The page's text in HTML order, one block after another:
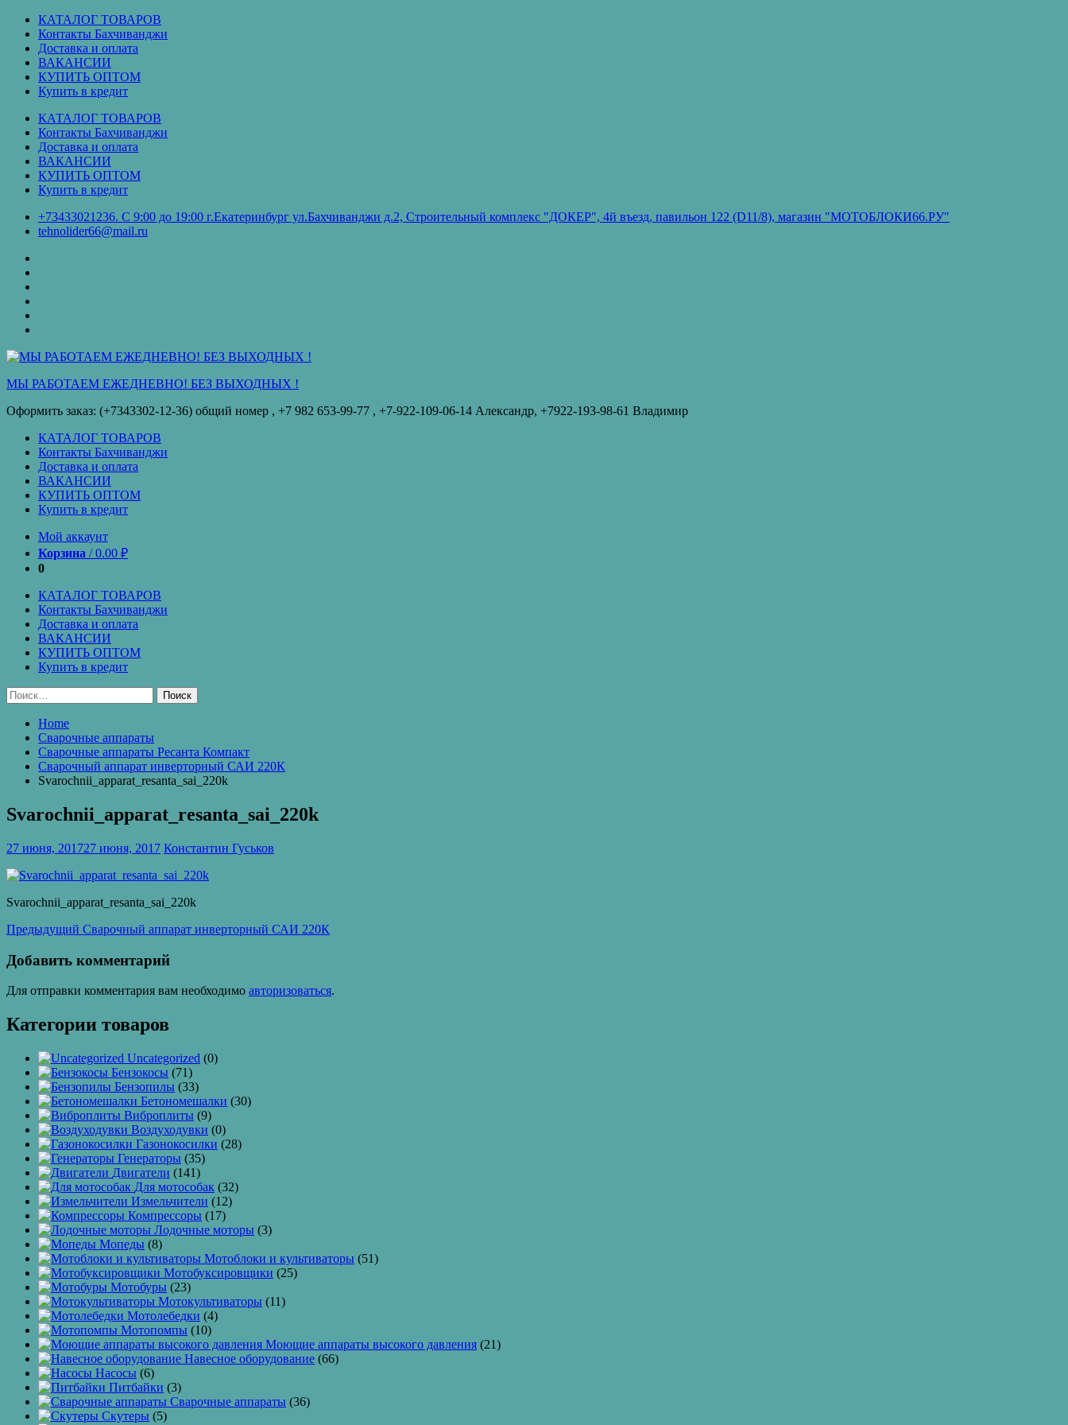
Перейти
содержимому
КАТАЛОГ ТОВАРОВ
Контакты Бахчиванджи
Доставка и оплата
ВАКАНСИИ
КУПИТЬ ОПТОМ
Купить в кредит
КАТАЛОГ ТОВАРОВ
Контакты Бахчиванджи
Доставка и оплата
ВАКАНСИИ
КУПИТЬ ОПТОМ
Купить в кредит
+73433021236. С 9:00 до 19:00 г.Екатеринбург ул.Бахчиванджи д.2, Строительный комплекс "ДОКЕР", 4й въезд, павильон 122 (D11/8), магазин "МОТОБЛОКИ66.РУ"
tehnolider66@mail.ru
кредит
МЫ РАБОТАЕМ ЕЖЕДНЕВНО! БЕЗ ВЫХОДНЫХ !
Оформить заказ: (+7343302-12-36) общий номер , ‪+7 982 653-99-77‬ , +7-922-109-06-14 Александр, +7922-193-98-61 Владимир
КАТАЛОГ ТОВАРОВ
Контакты Бахчиванджи
Доставка и оплата
ВАКАНСИИ
КУПИТЬ ОПТОМ
Купить в кредит
Мой аккаунт
Корзина /0.00 ₽
0
КАТАЛОГ ТОВАРОВ
Контакты Бахчиванджи
Доставка и оплата
ВАКАНСИИ
КУПИТЬ ОПТОМ
Купить в кредит
Найти:
Home
Сварочные аппараты
Сварочные аппараты Ресанта Компакт
Сварочный аппарат инверторный САИ 220К
Svarochnii_apparat_resanta_sai_220k
Svarochnii_apparat_resanta_sai_220k
27 июня, 201727 июня, 2017 Константин Гуськов
Svarochnii_apparat_resanta_sai_220k
Навигация
по
записям
Предыдущий Предыдущая
Сварочный аппарат инверторный САИ 220К
Добавить комментарий
Для отправки комментария вам необходимо авторизоваться.
Категории товаров
Uncategorized (0)
Бензокосы (71)
Бензопилы (33)
Бетономешалки (30)
Виброплиты (9)
Воздуходувки (0)
Газонокосилки (28)
Генераторы (35)
Двигатели (141)
Для мотособак (32)
Измельчители (12)
Компрессоры (17)
Лодочные моторы (3)
Мопеды (8)
Мотоблоки и культиваторы (51)
Мотобуксировщики (25)
Мотобуры (23)
Мотокультиваторы (11)
Мотолебедки (4)
Мотопомпы (10)
Моющие аппараты высокого давления (21)
Навесное оборудование (66)
Насосы (6)
Питбайки (3)
Сварочные аппараты (36)
Скутеры (5)